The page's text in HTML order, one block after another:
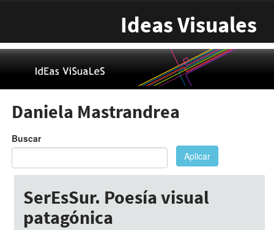
Ideas Visuales
Daniela Mastrandrea
Buscar
Aplicar
SerEsSur. Poesía visual
patagónica